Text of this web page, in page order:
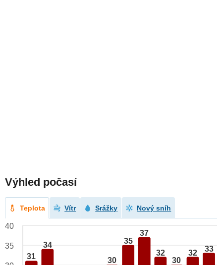
Výhled počasí
Teplota Vítr Srážky Nový sníh
31
34
30
35
37
32
30
32 33
40
35